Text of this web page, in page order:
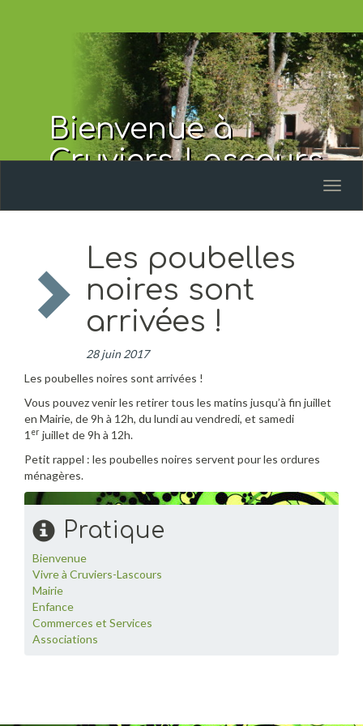
Bienvenue à
Cruviers-Lascours
Les poubelles
noires sont
arrivées !
28 juin 2017
Les poubelles noires sont arrivées !
Vous pouvez venir les retirer tous les matins jusqu’à fin juillet
en Mairie, de 9h à 12h, du lundi au vendredi, et samedi
1 er juillet de 9h à 12h.
Petit rappel : les poubelles noires servent pour les ordures
ménagères.
Pratique
Bienvenue
Vivre à Cruviers-Lascours
Mairie
Enfance
Commerces et Services
Associations